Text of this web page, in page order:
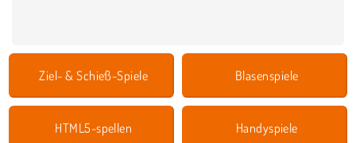
Ziel- & Schieß-Spiele Blasenspiele
HTML5-spellen Handyspiele